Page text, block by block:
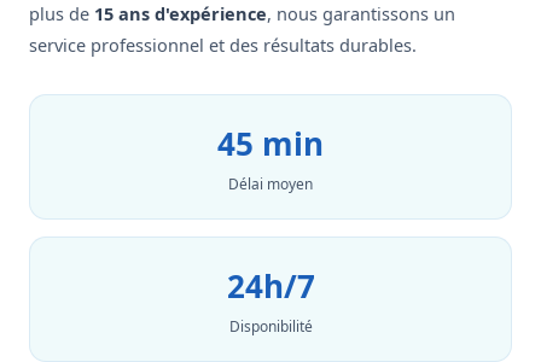
plus de 15 ans d'expérience, nous garantissons un
service professionnel et des résultats durables.
45 min
Délai moyen
24h/7
Disponibilité